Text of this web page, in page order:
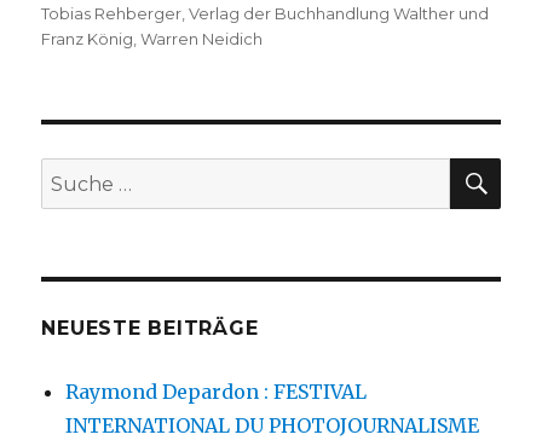
Tobias Rehberger,Verlag der Buchhandlung Walther und
Franz König,Warren Neidich
Suche
nach:
NEUESTE BEITRÄGE
Raymond Depardon : FESTIVAL
INTERNATIONAL DU PHOTOJOURNALISME